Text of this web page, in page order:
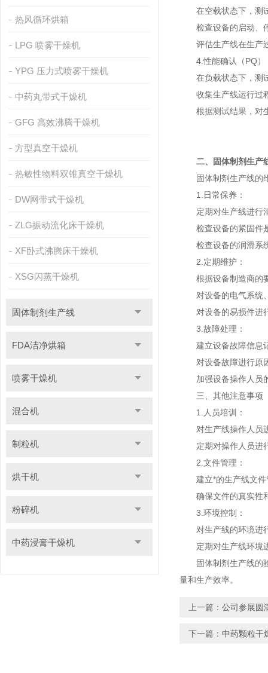
热风循环烘箱
LPG 喷雾干燥机
YPG 压力式喷雾干燥机
中药丸带式干燥机
GFG 高效沸腾干燥机
方型真空干燥机
热敏性物料双锥真空干燥机
DW网带式干燥机
ZLG振动流化床干燥机
XF卧式沸腾床干燥机
XSG闪蒸干燥机
固体制剂生产线
FDA洁净烘箱
喷雾干燥机
混合机
制粒机
烘干机
粉碎机
中药浸膏干燥机
在空载状态下，测
检查设备的启动、停
评估生产线在生产
4.性能确认（PQ）
在负载状态下，测试
收集生产线运行过程
根据测试结果，对生
二、固体制剂生产
固体制剂生产线的维
1.日常保养：
定期对生产线进行清
检查设备的紧固件是
检查设备的润滑系统
2.定期维护：
根据设备制造商的要
对设备的电气系统、
对设备的易损件进行
3.故障处理：
建立设备故障信息记
对设备故障进行原因
加强设备操作人员的
三、其他注意事项
1.人员培训：
对生产线操作人员进
定期对操作人员进行
2.文件管理：
建立*的生产线文件
确保文件的真实性和
3.环境控制：
对生产线的环境进行
定期对生产线环境进
固体制剂生产线的验
量和生产效率。
上一篇： 公司参展圆
下一篇： 中药颗粒干